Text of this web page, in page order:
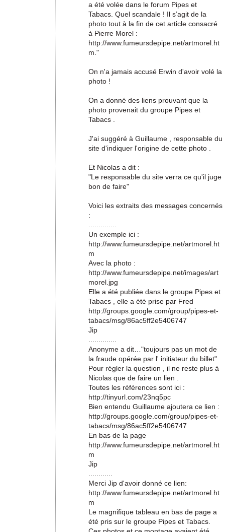
a été volée dans le forum Pipes et
Tabacs. Quel scandale ! Il s’agit de la
photo tout à la fin de cet article consacré
à Pierre Morel :
http://www.fumeursdepipe.net/artmorel.ht
m."
On n'a jamais accusé Erwin d'avoir volé la
photo !
On a donné des liens prouvant que la
photo provenait du groupe Pipes et
Tabacs .
J'ai suggéré à Guillaume , responsable du
site d'indiquer l'origine de cette photo .
Et Nicolas a dit :
"Le responsable du site verra ce qu'il juge
bon de faire"
Voici les extraits des messages concernés
:
..............
Un exemple ici :
http://www.fumeursdepipe.net/artmorel.ht
m
Avec la photo :
http://www.fumeursdepipe.net/images/art
morel.jpg
Elle a été publiée dans le groupe Pipes et
Tabacs , elle a été prise par Fred
http://groups.google.com/group/pipes-et-
tabacs/msg/86ac5ff2e5406747
Jip
..............
Anonyme a dit…"toujours pas un mot de
la fraude opérée par l' initiateur du billet"
Pour régler la question , il ne reste plus à
Nicolas que de faire un lien .
Toutes les références sont ici :
http://tinyurl.com/23nq5pc
Bien entendu Guillaume ajoutera ce lien :
http://groups.google.com/group/pipes-et-
tabacs/msg/86ac5ff2e5406747
En bas de la page
http://www.fumeursdepipe.net/artmorel.ht
m
Jip
............
Merci Jip d'avoir donné ce lien:
http://www.fumeursdepipe.net/artmorel.ht
m
Le magnifique tableau en bas de page a
été pris sur le groupe Pipes et Tabacs.